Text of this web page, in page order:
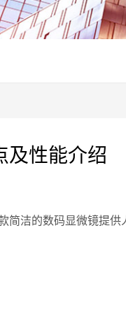
及性能介绍
简洁的数码显微镜提